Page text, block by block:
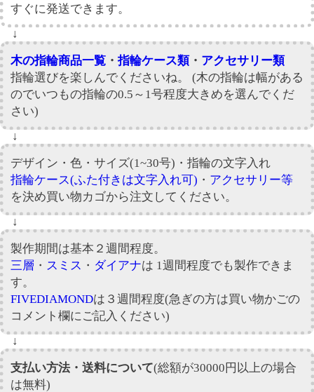
すぐに発送できます。
↓
木の指輪商品一覧 ・ 指輪ケース類・ アクセサリー類
指輪選びを楽しんでくださいね。 (木の指輪は幅がある
のでいつもの指輪の0.5～1号程度大きめを選んでくだ
さい)
↓
デザイン・色・サイズ(1~30号)・指輪の文字入れ
指輪ケース(ふた付きは文字入れ可) ・ アクセサリー等
を決め買い物カゴから注文してください。
↓
製作期間は基本２週間程度。
三層 ・ スミス ・ ダイアナは 1週間程度でも製作できま
す。
FIVEDIAMONDは３週間程度(急ぎの方は買い物かごの
コメント欄にご記入ください)
↓
支払い方法・送料について(総額が30000円以上の場合
は無料)